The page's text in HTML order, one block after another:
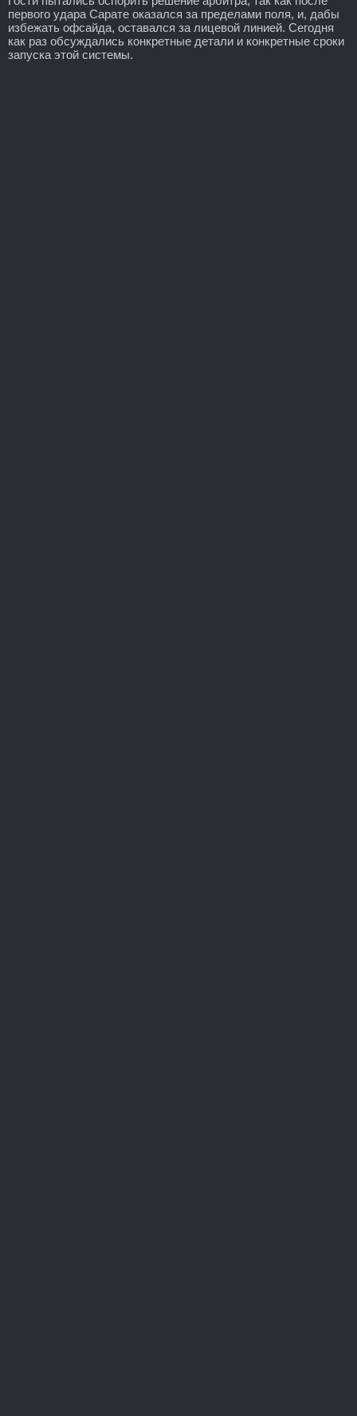
первого удара Сарате оказался за пределами поля, и, дабы
избежать офсайда, оставался за лицевой линией. Сегодня
как раз обсуждались конкретные детали и конкретные сроки
запуска этой системы.